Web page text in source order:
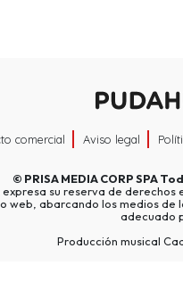
comercial Aviso legal
© PRISA MEDIA CORP SPA
expresa su reserva de
web, abarcando los medios de
adecuado
Producción musical